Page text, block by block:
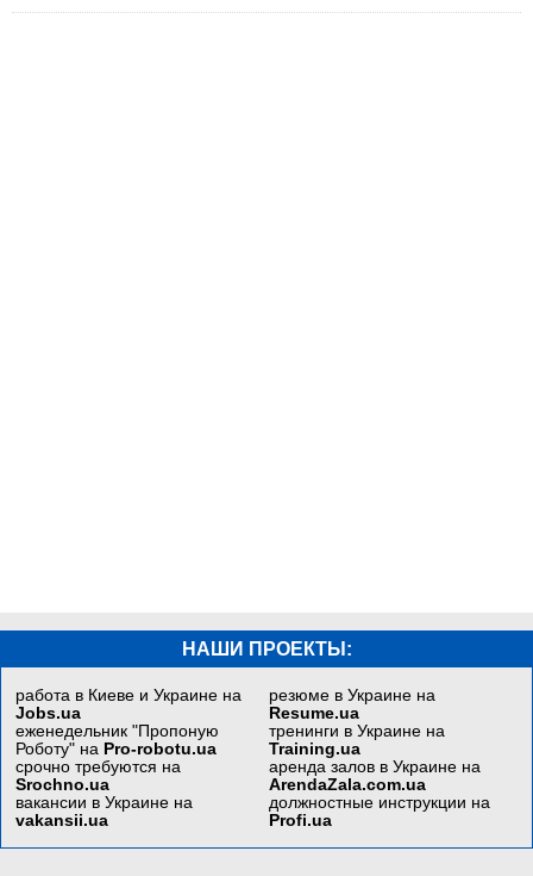
НАШИ ПРОЕКТЫ:
работа в Киеве и Украине на
Jobs.ua
еженедельник "Пропоную
Роботу" на Pro-robotu.ua
срочно требуются на
Srochno.ua
вакансии в Украине на
vakansii.ua
резюме в Украине на
Resume.ua
тренинги в Украине на
Training.ua
аренда залов в Украине на
ArendaZala.com.ua
должностные инструкции на
Profi.ua